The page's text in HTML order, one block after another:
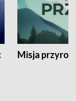
Misja